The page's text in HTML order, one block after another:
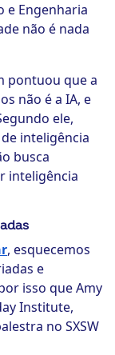
e Engenharia
não é nada
pontuou que a
não é a IA, e
ele,
inteligência
busca
inteligência
, esquecemos
e
isso que Amy
Institute,
no SXSW